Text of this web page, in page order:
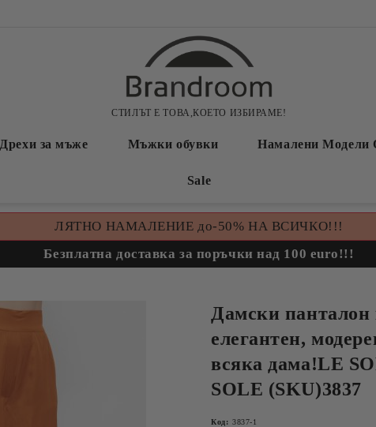
СТИЛЪТ Е ТОВА,КОЕТО ИЗБИРАМЕ!
Дрехи за мъже Мъжки обувки Намалени Модели
Sale
ЛЯТНО НАМАЛЕНИЕ до-50% НА ВСИЧКО!!!
Безплатна доставка за поръчки над 100 euro!!!
Дамски панталон
елегантен,
всяка дама!LE
SOLE (SKU)3837
Код: 3837-1